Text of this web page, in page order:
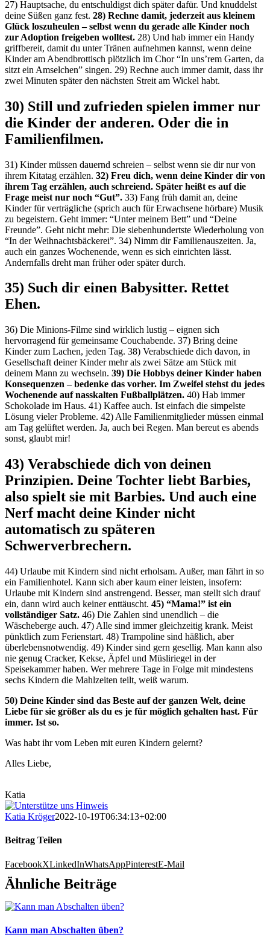
27) Hauptsache, du entschuldigst dich später dafür. Und knuddelst
deine Süßen ganz fest. 28) Rechne damit, jederzeit aus kleinem
Glück loszuheulen – selbst wenn du gerade alle Kinder noch
zur Adoption freigeben wolltest. 28) Und hab immer ein Handy
griffbereit, damit du unter Tränen aufnehmen kannst, wenn deine
Kinder am Abendbrottisch plötzlich im Chor “In uns’rem Garten, da
sitzt ein Amselchen” singen. 29) Rechne auch immer damit, dass ihr
zwei Minuten später den nächsten Streit am Wickel habt.
30) Still und zufrieden spielen immer nur
die Kinder der anderen. Oder die in
Familienfilmen.
31) Kinder müssen dauernd schreien – selbst wenn sie dir nur von
ihrem Kitatag erzählen. 32) Freu dich, wenn deine Kinder dir von
ihrem Tag erzählen, auch schreiend. Später heißt es auf die
Frage meist nur noch “Gut”. 33) Fang früh damit an, deine
Kinder für verträgliche (sprich auch für Erwachsene hörbare) Musik
zu begeistern. Geht immer: “Unter meinem Bett” und “Deine
Freunde”. Geht nicht mehr: Die siebenhundertste Wiederholung von
“In der Weihnachtsbäckerei”. 34) Nimm dir Familienauszeiten. Ja,
auch ein ganzes Wochenende, wenn es sich einrichten lässt.
Andernfalls dreht man früher oder später durch.
35) Such dir einen Babysitter. Rettet
Ehen.
36) Die Minions-Filme sind wirklich lustig – eignen sich
hervorragend für gemeinsame Couchabende. 37) Bring deine
Kinder zum Lachen, jeden Tag. 38) Verabschiede dich davon, in
Gesellschaft deiner Kinder mehr als zwei Sätze am Stück mit
deinem Mann zu wechseln. 39) Die Hobbys deiner Kinder haben
Konsequenzen – bedenke das vorher. Im Zweifel stehst du jedes
Wochenende auf nasskalten Fußballplätzen. 40) Hab immer
Schokolade im Haus. 41) Kaffee auch. Ist einfach die simpelste
Lösung vieler Probleme. 42) Alle Familienmitglieder müssen einmal
am Tag gelüftet werden. Ja, auch bei Regen. Man bereut es abends
sonst, glaubt mir!
43) Verabschiede dich von deinen
Prinzipien. Deine Tochter liebt Barbies,
also spielt sie mit Barbies. Und auch eine
Nerf macht deine Kinder nicht
automatisch zu späteren
Schwerverbrechern.
44) Urlaube mit Kindern sind nicht erholsam. Außer, man fährt in so
ein Familienhotel. Kann sich aber kaum einer leisten, insofern:
Urlaube mit Kindern sind anstrengend. Besser, man stellt sich drauf
ein, dann wird auch keiner enttäuscht. 45) “Mama!” ist ein
vollständiger Satz. 46) Die Zahlen sind unendlich – die
Wäscheberge auch. 47) Alle sind immer gleichzeitig krank. Meist
pünktlich zum Ferienstart. 48) Trampoline sind häßlich, aber
überlebensnotwendig. 49) Kinder sind gern gesellig. Man kann also
nie genug Cracker, Kekse, Äpfel und Müsliriegel in der
Speisekammer haben. Wer mehrere Tage in Folge mit mindestens
sechs Kindern die Mahlzeiten teilt, weiß warum.
50) Deine Kinder sind das Beste auf der ganzen Welt, deine
Liebe für sie größer als du es je für möglich gehalten hast. Für
immer. Ist so.
Was habt ihr vom Leben mit euren Kindern gelernt?
Alles Liebe,
Katia
Katia Kröger2022-10-19T06:34:13+02:00
Beitrag Teilen
FacebookXLinkedInWhatsAppPinterestE-Mail
Ähnliche Beiträge
Kann man Abschalten üben?